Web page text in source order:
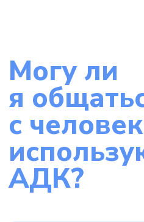
Пожертвовать
Отправить сообщение